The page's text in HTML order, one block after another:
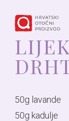
50g lavande
50g kadulje